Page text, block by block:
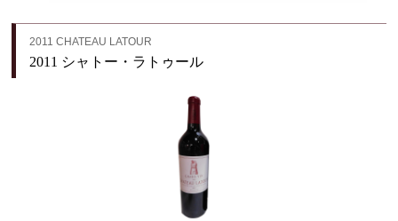
2011 CHATEAU LATOUR
2011 シャトー・ラトゥール